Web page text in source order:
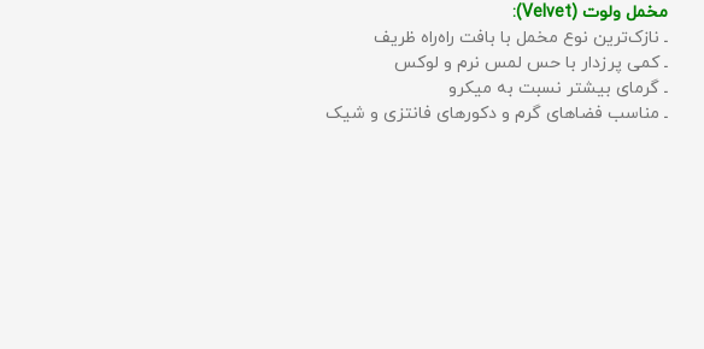
مخمل ولوت (Velvet):
ـ نازک‌ترین نوع مخمل با بافت راه‌راه ظریف
ـ کمی پرزدار با حس لمس نرم و لوکس
ـ گرمای بیشتر نسبت به میکرو
ـ مناسب فضاهای گرم و دکورهای فانتزی و شیک